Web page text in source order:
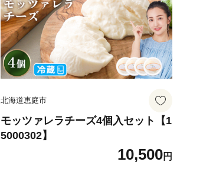
北海道恵庭市
モッツァレラチーズ4個入セット【1
5000302】
10,500円